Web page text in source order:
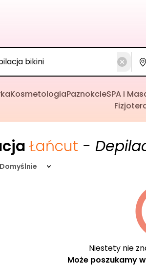
KosmetologiaPaznokcieSPA i
Łańcut -
Domyślnie
Niestety nie
Może poszukamy